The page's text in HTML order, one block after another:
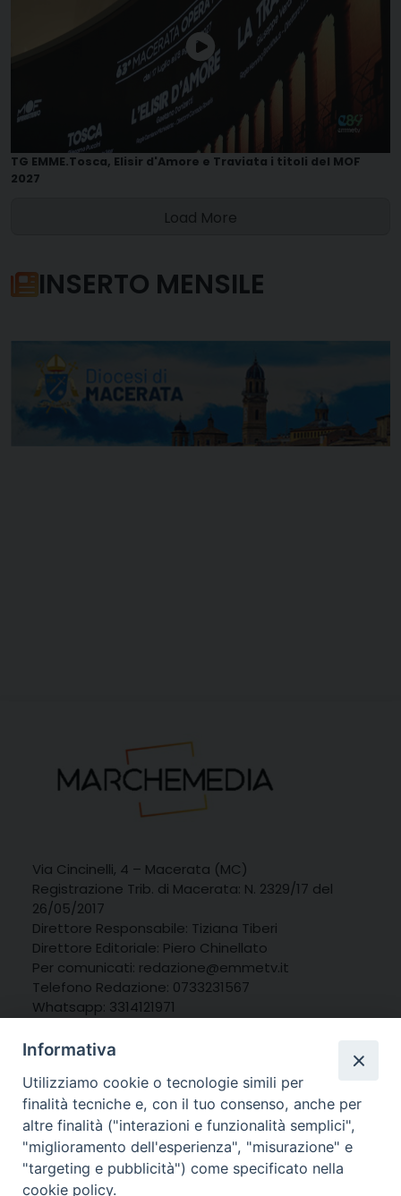
TG EMME.Tosca, Elisir d'Amore e Traviata i titoli del MOF
2027
Load More
INSERTO MENSILE
Via Cincinelli, 4 – Macerata (MC)
Registrazione Trib. di Macerata: N. 2329/17 del
26/05/2017
Direttore Responsabile: Tiziana Tiberi
Direttore Editoriale: Piero Chinellato
Per comunicati: redazione@emmetv.it
Telefono Redazione: 0733231567
Whatsapp: 3314121971
Informativa
Utilizziamo cookie o tecnologie simili per
finalità tecniche e, con il tuo consenso, anche per
altre finalità ("interazioni e funzionalità semplici",
"miglioramento dell'esperienza", "misurazione" e
"targeting e pubblicità") come specificato nella
cookie policy.